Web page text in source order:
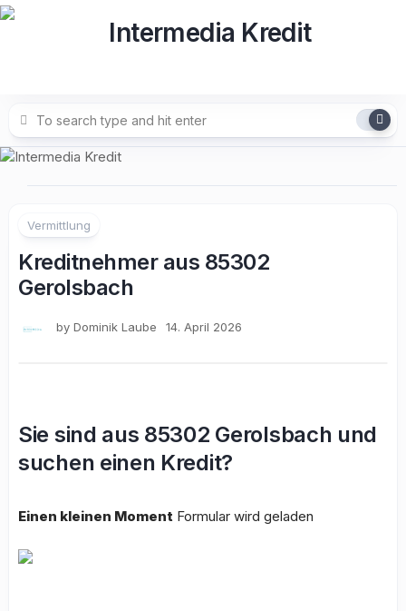
Skip
Vermittlung
Kreditnehmer aus 85302
Gerolsbach
by Dominik Laube 14. April 2026
Sie sind aus 85302 Gerolsbach und
suchen einen Kredit?
Einen kleinen Moment Formular wird geladen